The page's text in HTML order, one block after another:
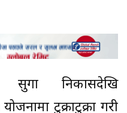
सुगा निकासदेखि
टुक्राटुक्रा गरी